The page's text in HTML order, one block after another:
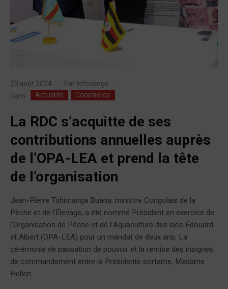
23 août 2024 Par Infocongo
Dans
Actualité Commerce
La RDC s’acquitte de ses
contributions annuelles auprès
de l’OPA-LEA et prend la tête
de l’organisation
Jean-Pierre Tshimanga Buana, ministre Congolais de la
Pêche et de l’Élevage, a été nommé Président en exercice de
l’Organisation de Pêche et de l’Aquaculture des lacs Édouard
et Albert (OPA-LEA) pour un mandat de deux ans. La
cérémonie de passation de pouvoir et la remise des insignes
de commandement entre la Présidente sortante, Madame
Hellen...